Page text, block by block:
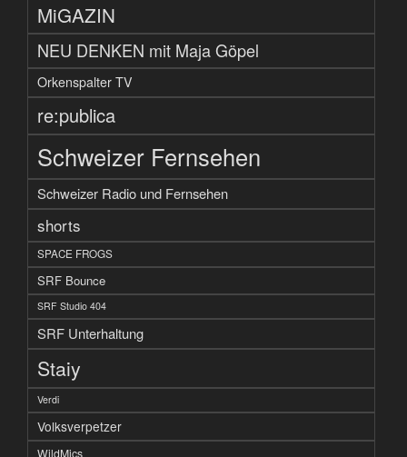
MiGAZIN
NEU DENKEN mit Maja Göpel
Orkenspalter TV
re:publica
Schweizer Fernsehen
Schweizer Radio und Fernsehen
shorts
SPACE FROGS
SRF Bounce
SRF Studio 404
SRF Unterhaltung
Staiy
Verdi
Volksverpetzer
WildMics